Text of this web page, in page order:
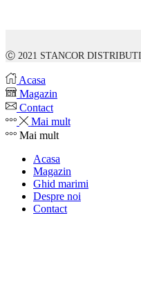
Ⓒ 2021 STANCOR
Acasa
Magazin
Contact
Mai mult
Mai mult
Acasa
Magazin
Ghid marimi
Despre noi
Contact